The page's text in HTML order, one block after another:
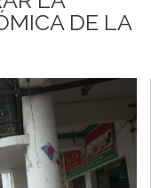
DE LA